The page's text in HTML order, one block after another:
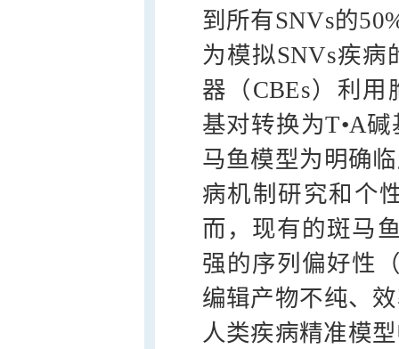
到所有SNVs的
为模拟SNVs疾
器（CBEs）利用
基对转换为T•A
马鱼模型为明确
病机制研究和个
而，现有的斑马
强的序列偏好性
编辑产物不纯、
人类疾病精准模